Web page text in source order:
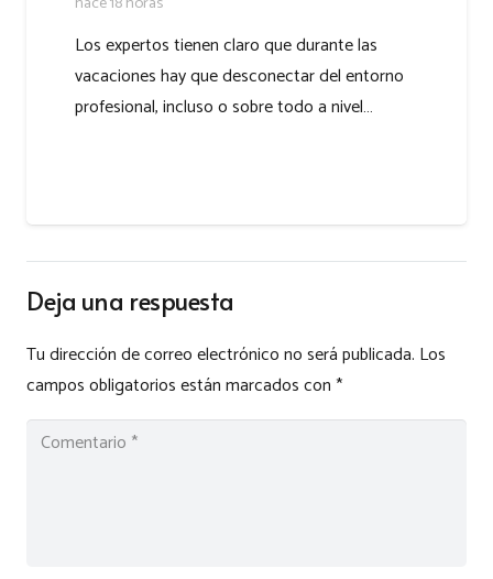
Los expertos tienen claro que durante las
vacaciones hay que desconectar del entorno
profesional, incluso o sobre todo a nivel…
Deja una respuesta
Tu dirección de correo electrónico no será publicada. Los
campos obligatorios están marcados con*